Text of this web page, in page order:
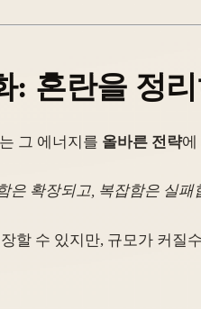
: 혼란을 정
그 에너지를 올바른 전략에
은 확장되고, 복잡함은 실패
할 수 있지만, 규모가 커